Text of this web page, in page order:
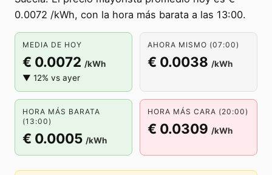
0.0072 /kWh, con la hora más barata a las 13:00.
MEDIA DE HOY
€ 0.0072 /kWh
▼ 12% vs ayer
AHORA MISMO (07:00)
€ 0.0038 /kWh
HORA MÁS BARATA
(13:00)
€ 0.0005 /kWh
HORA MÁS CARA (20:00)
€ 0.0309 /kWh